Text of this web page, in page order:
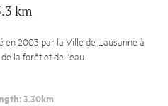
km
en 2003 par la Ville de Lausanne à
la forêt et de l'eau.
3.30km